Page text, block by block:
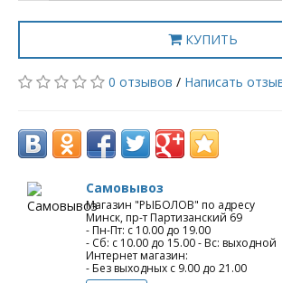
КУПИТЬ
0 отзывов / Написать
Самовывоз
Магазин "РЫБОЛОВ" по адресу
Минск, пр-т Партизанский 69
- Пн-Пт: с 10.00 до 19.00
- Сб: с 10.00 до 15.00 - Вс: выходной
Интернет магазин:
- Без выходных с 9.00 до 21.00